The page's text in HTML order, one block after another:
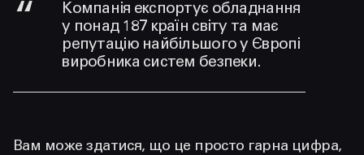
Компанія експортує обладнання
у понад 187 країн світу та має
репутацію найбільшого у Європі
виробника систем безпеки.
Вам може здатися, що це просто гарна цифра,